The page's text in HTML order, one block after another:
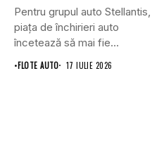
Pentru grupul auto Stellantis,
piața de închirieri auto
încetează să mai fie...
•FLOTE AUTO 17 IULIE 2026